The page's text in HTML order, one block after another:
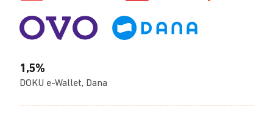
1,5%
DOKU e-Wallet, Dana